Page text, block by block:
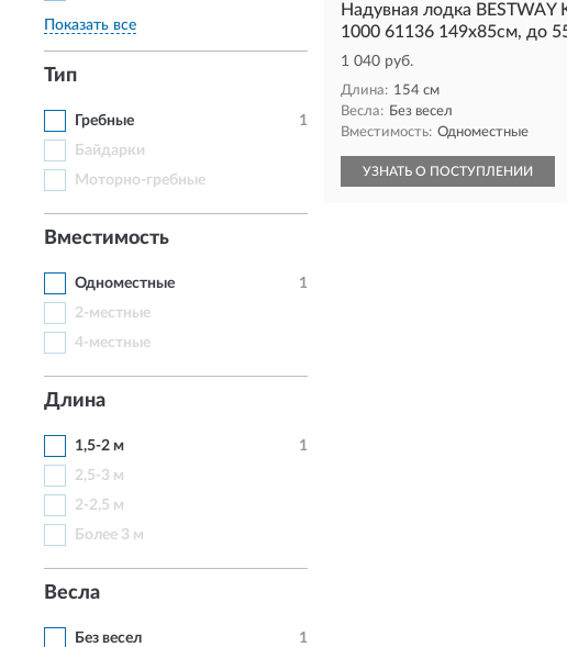
Показать все
Тип
Гребные
1
Байдарки
Моторно-гребные
Вместимость
Одноместные
1
2-местные
4-местные
Длина
1,5-2 м
1
2,5-3 м
2-2,5 м
Более 3 м
Весла
Без весел
1
Надувная лодка BESTWAY
1000 61136 149х85см, до
1 040 руб.
Длина: 154 см
Весла: Без весел
Вместимость: Одноместные
УЗНАТЬ О ПОСТУПЛЕНИИ